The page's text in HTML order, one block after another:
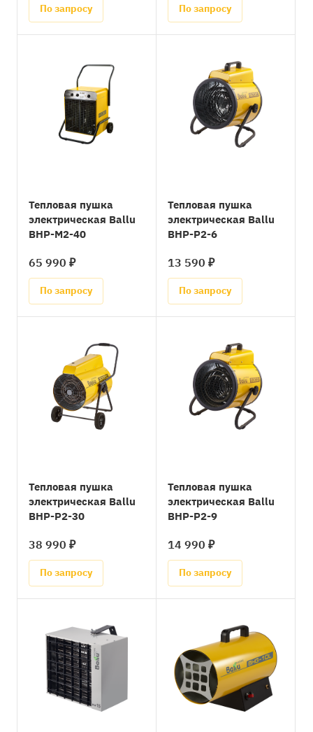
По запросу По запросу
Тепловая пушка
электрическая Ballu
BHP-M2-40
65 990 ₽
По запросу
Тепловая пушка
электрическая Ballu
BHP-P2-6
13 590 ₽
По запросу
Тепловая пушка
электрическая Ballu
BHP-P2-30
38 990 ₽
По запросу
Тепловая пушка
электрическая Ballu
BHP-P2-9
14 990 ₽
По запросу